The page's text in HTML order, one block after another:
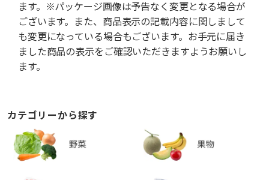
ます。※パッケージ画像は予告なく変更となる場合が
ございます。また、商品表示の記載内容に関しまして
も変更になっている場合もございます。お手元に届き
ました商品の表示をご確認いただきますようお願いし
ます。
カテゴリーから探す